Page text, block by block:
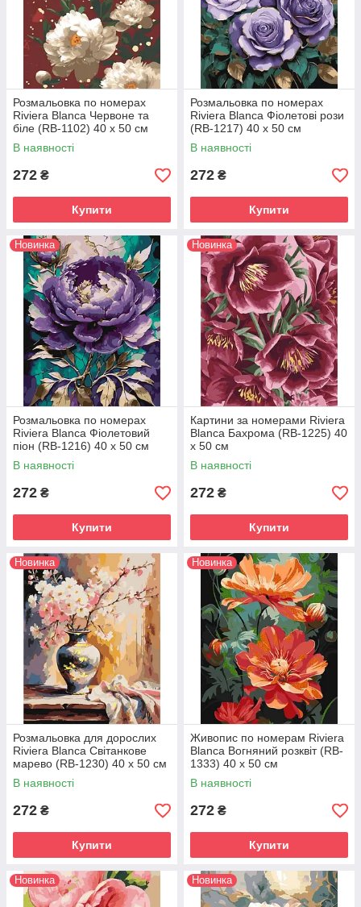
Розмальовка по номерах
Riviera Blanca Червоне та
біле (RB-1102) 40 х 50 см
В наявності
272 ₴
Купити
Розмальовка по номерах
Riviera Blanca Фіолетові рози
(RB-1217) 40 х 50 см
В наявності
272 ₴
Купити
Новинка
Розмальовка по номерах
Riviera Blanca Фіолетовий
піон (RB-1216) 40 х 50 см
В наявності
272 ₴
Купити
Новинка
Картини за номерами Riviera
Blanca Бахрома (RB-1225) 40
х 50 см
В наявності
272 ₴
Купити
Новинка
Розмальовка для дорослих
Riviera Blanca Світанкове
марево (RB-1230) 40 х 50 см
В наявності
272 ₴
Купити
Новинка
Живопис по номерам Riviera
Blanca Вогняний розквіт (RB-
1333) 40 х 50 см
В наявності
272 ₴
Купити
Новинка Новинка